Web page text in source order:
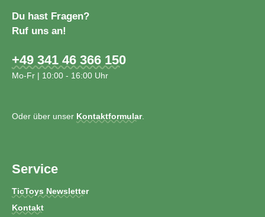
Du hast Fragen?
Ruf uns an!
+49 341 46 366 150
Mo-Fr | 10:00 - 16:00 Uhr
Oder über unser Kontaktformular.
Service
TicToys Newsletter
Kontakt